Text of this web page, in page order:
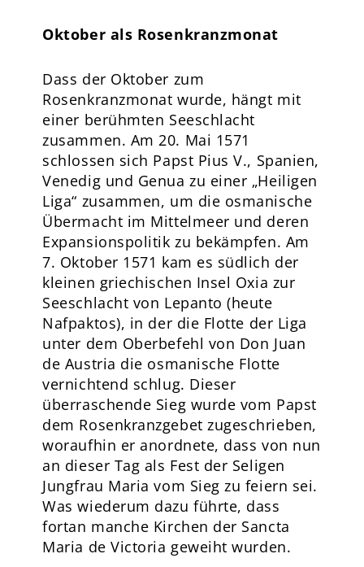
Oktober als Rosenkranzmonat
Dass der Oktober zum
Rosenkranzmonat wurde, hängt mit
einer berühmten Seeschlacht
zusammen. Am 20. Mai 1571
schlossen sich Papst Pius V., Spanien,
Venedig und Genua zu einer „Heiligen
Liga“ zusammen, um die osmanische
Übermacht im Mittelmeer und deren
Expansionspolitik zu bekämpfen. Am
7. Oktober 1571 kam es südlich der
kleinen griechischen Insel Oxia zur
Seeschlacht von Lepanto (heute
Nafpaktos), in der die Flotte der Liga
unter dem Oberbefehl von Don Juan
de Austria die osmanische Flotte
vernichtend schlug. Dieser
überraschende Sieg wurde vom Papst
dem Rosenkranzgebet zugeschrieben,
woraufhin er anordnete, dass von nun
an dieser Tag als Fest der Seligen
Jungfrau Maria vom Sieg zu feiern sei.
Was wiederum dazu führte, dass
fortan manche Kirchen der Sancta
Maria de Victoria geweiht wurden.